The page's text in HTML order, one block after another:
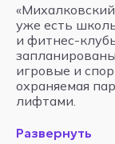
уже есть
и фитнес-
игровые и
охраняемая
лифтами.
Развернуть